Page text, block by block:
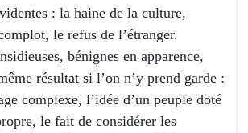
: la haine de la culture,
le refus de l’étranger.
bénignes en apparence,
résultat si l’on n’y prend garde :
complexe, l’idée d’un peuple doté
le fait de considérer les